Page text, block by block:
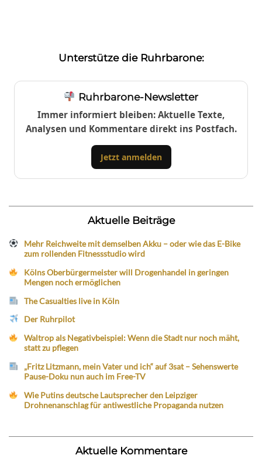
Unterstütze die Ruhrbarone:
Ruhrbarone-Newsletter
Immer informiert bleiben: Aktuelle Texte,
Analysen und Kommentare direkt ins Postfach.
Jetzt anmelden
Aktuelle Beiträge
Mehr Reichweite mit demselben Akku – oder wie das E-Bike
zum rollenden Fitnessstudio wird
Kölns Oberbürgermeister will Drogenhandel in geringen
Mengen noch ermöglichen
The Casualties live in Köln
Der Ruhrpilot
Waltrop als Negativbeispiel: Wenn die Stadt nur noch mäht,
statt zu pflegen
„Fritz Litzmann, mein Vater und ich“ auf 3sat – Sehenswerte
Pause-Doku nun auch im Free-TV
Wie Putins deutsche Lautsprecher den Leipziger
Drohnenanschlag für antiwestliche Propaganda nutzen
Aktuelle Kommentare